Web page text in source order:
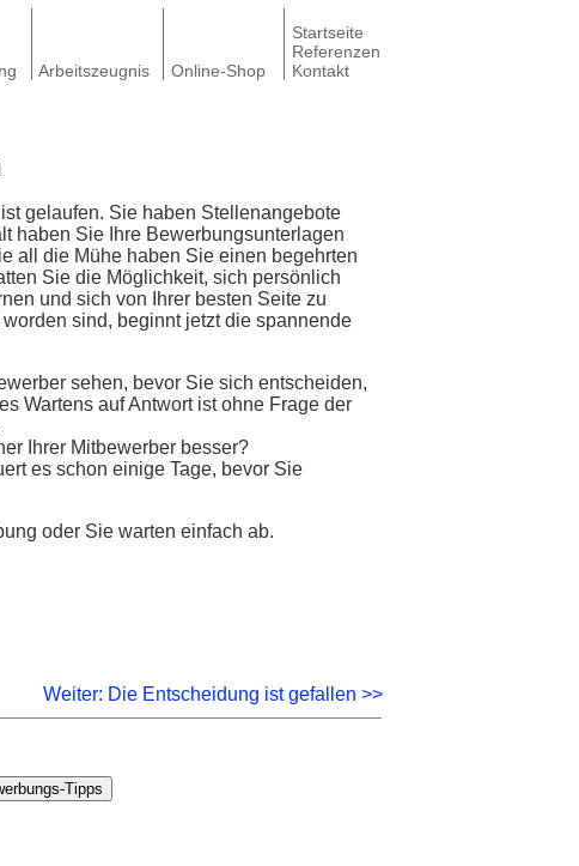
Arbeitszeugnis Online-Shop
Startseite
Referenzen
Kontakt
gelaufen. Sie haben Stellenangebote
haben Sie Ihre Bewerbungsunterlagen
all die Mühe haben Sie einen begehrten
Sie die Möglichkeit, sich persönlich
und sich von Ihrer besten Seite zu
sind, beginnt jetzt die spannende
sehen, bevor Sie sich entscheiden,
Wartens auf Antwort ist ohne Frage der
Ihrer Mitbewerber besser?
es schon einige Tage, bevor Sie
oder Sie warten einfach ab.
Weiter: Die Entscheidung ist gefallen >>